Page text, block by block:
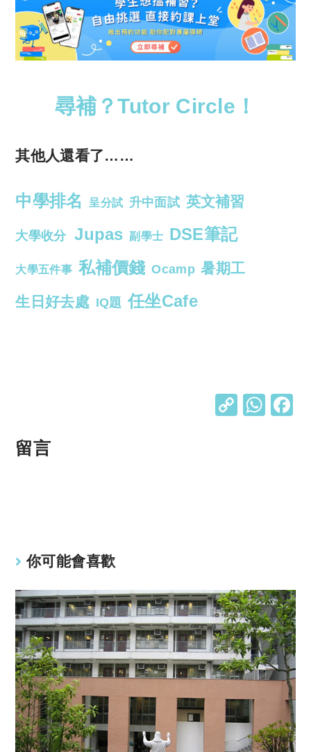
尋補？Tutor Circle！
其他人還看了……
中學排名 呈分試 升中面試 英文補習
大學收分 Jupas 副學士 DSE筆記
大學五件事 私補價錢 Ocamp 暑期工
生日好去處 IQ題 任坐Cafe
C W
留言
你可能會喜歡